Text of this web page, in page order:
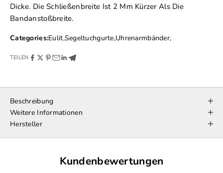
Dicke. Die Schließenbreite Ist 2 Mm Kürzer Als Die
Bandanstoßbreite.
Categories:Eulit,Segeltuchgurte,Uhrenarmbänder,
TEILEN
Beschreibung
Weitere Informationen
Hersteller
Kundenbewertungen